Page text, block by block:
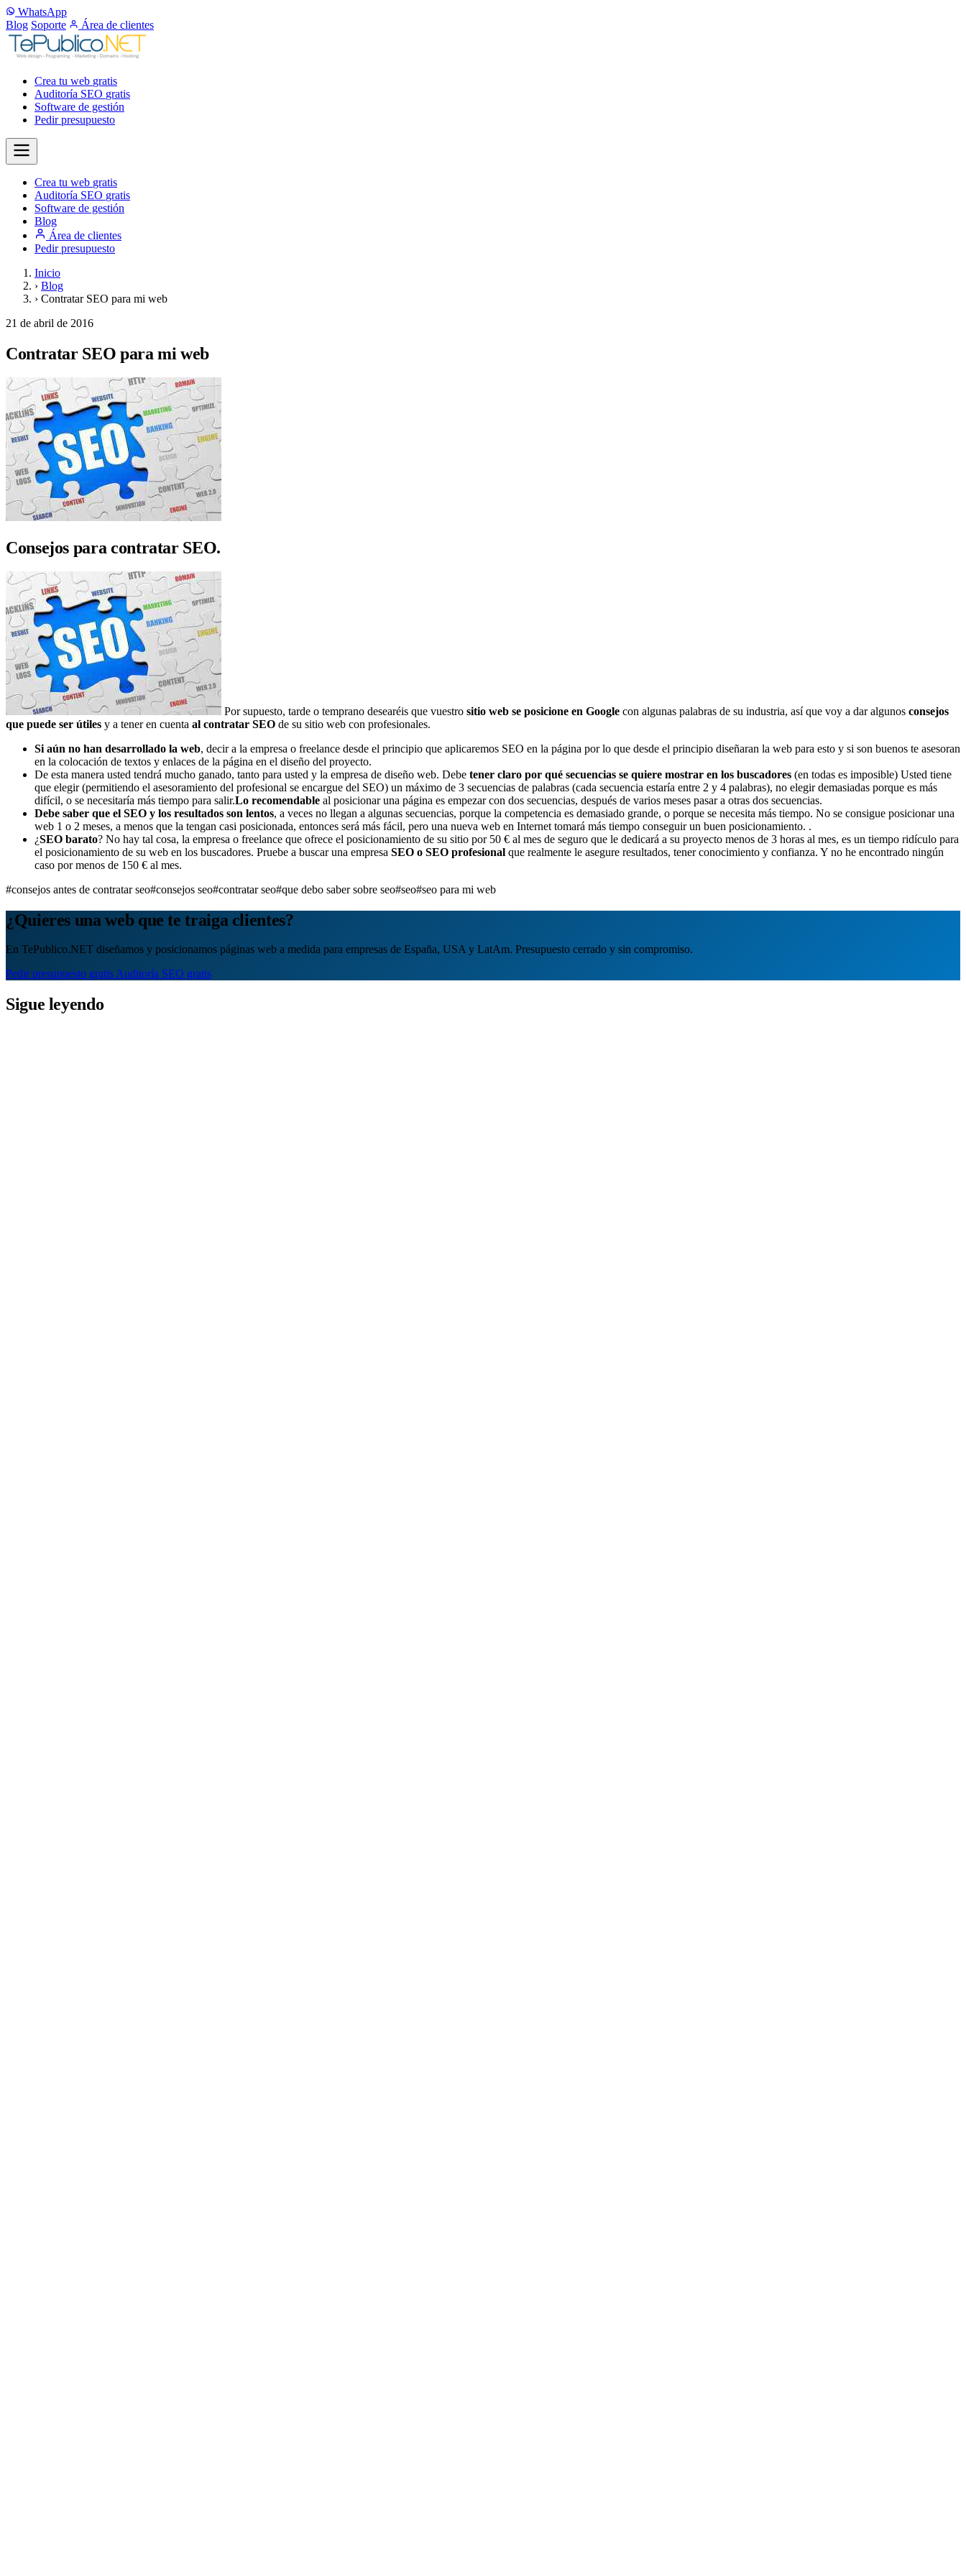
WhatsApp
Blog Soporte Área de clientes
Crea tu web gratis
Auditoría SEO gratis
Software de gestión
Pedir presupuesto
Crea tu web gratis
Auditoría SEO gratis
Software de gestión
Blog
Área de clientes
Pedir presupuesto
Inicio
› Blog
› Contratar SEO para mi web
21 de abril de 2016
Contratar SEO para mi web
Consejos para contratar SEO.
Por supuesto, tarde o temprano desearéis que vuestro sitio web se posicione en Google con algunas palabras de su industria, así que voy a dar algunos consejos
que puede ser útiles y a tener en cuenta al contratar SEO de su sitio web con profesionales.
Si aún no han desarrollado la web, decir a la empresa o freelance desde el principio que aplicaremos SEO en la página por lo que desde el principio diseñaran la web para esto y si son buenos te asesoran
en la colocación de textos y enlaces de la página en el diseño del proyecto.
De esta manera usted tendrá mucho ganado, tanto para usted y la empresa de diseño web. Debe tener claro por qué secuencias se quiere mostrar en los buscadores (en todas es imposible) Usted tiene
que elegir (permitiendo el asesoramiento del profesional se encargue del SEO) un máximo de 3 secuencias de palabras (cada secuencia estaría entre 2 y 4 palabras), no elegir demasiadas porque es más
difícil, o se necesitaría más tiempo para salir.Lo recomendable al posicionar una página es empezar con dos secuencias, después de varios meses pasar a otras dos secuencias.
Debe saber que el SEO y los resultados son lentos, a veces no llegan a algunas secuencias, porque la competencia es demasiado grande, o porque se necesita más tiempo. No se consigue posicionar una
web 1 o 2 meses, a menos que la tengan casi posicionada, entonces será más fácil, pero una nueva web en Internet tomará más tiempo conseguir un buen posicionamiento. .
¿SEO barato? No hay tal cosa, la empresa o freelance que ofrece el posicionamiento de su sitio por 50 € al mes de seguro que le dedicará a su proyecto menos de 3 horas al mes, es un tiempo ridículo para
el posicionamiento de su web en los buscadores. Pruebe a buscar una empresa SEO o SEO profesional que realmente le asegure resultados, tener conocimiento y confianza. Y no he encontrado ningún
caso por menos de 150 € al mes.
#consejos antes de contratar seo#consejos seo#contratar seo#que debo saber sobre seo#seo#seo para mi web
¿Quieres una web que te traiga clientes?
En TePublico.NET diseñamos y posicionamos páginas web a medida para empresas de España, USA y LatAm. Presupuesto cerrado y sin compromiso.
Pedir presupuesto gratisAuditoría SEO gratis
Sigue leyendo